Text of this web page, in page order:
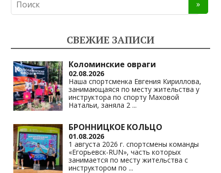
o
as
s
ni
ki
gr
a
m
s
A
p
p
y
Li
n
k
СВЕЖИЕ ЗАПИСИ
Коломинские овраги
02.08.2026
Наша спортсменка Евгения Кириллова,
занимающаяся по месту жительства у
инструктора по спорту Маховой
Натальи, заняла 2 ...
БРОННИЦКОЕ КОЛЬЦО
01.08.2026
1 августа 2026 г. спортсмены команды
«Егорьевск-RUN», часть которых
занимается по месту жительства с
инструктором по ...